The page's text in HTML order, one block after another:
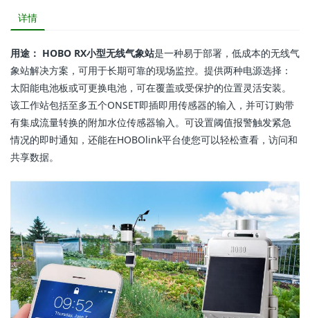
详情
用途 ： HOBO RX小型无线气象站是一种易于部署，低成本的无线气
象站解决方案，可用于长期可靠的现场监控。提供两种电源选择：
太阳能电池板或可更换电池，可在覆盖或受保护的位置灵活安装。
该工作站包括至多五个ONSET即插即用传感器的输入，并可订购带
有集成流量转换的附加水位传感器输入。可设置阈值报警触发紧急
情况的即时通知，还能在HOBOlink平台使您可以轻松查看，访问和
共享数据。